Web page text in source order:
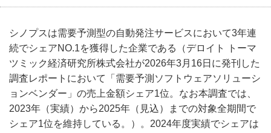
シノプスは需要予測型の自動発注サービスにおいて3年連
続でシェアNO.1を獲得した企業である（デロイト トーマ
ツミック経済研究所株式会社が2026年3月16日に発刊した
調査レポートにおいて「需要予測ソフトウェアソリューシ
ョンベンダー」の売上金額シェア1位。なお本調査では、
2023年（実績）から2025年（見込）までの対象全期間で
シェア1位を維持している。）。2024年度実績でシェアは